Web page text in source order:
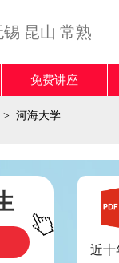
锡 昆山 常熟
免费讲座
> 河海大学
近十